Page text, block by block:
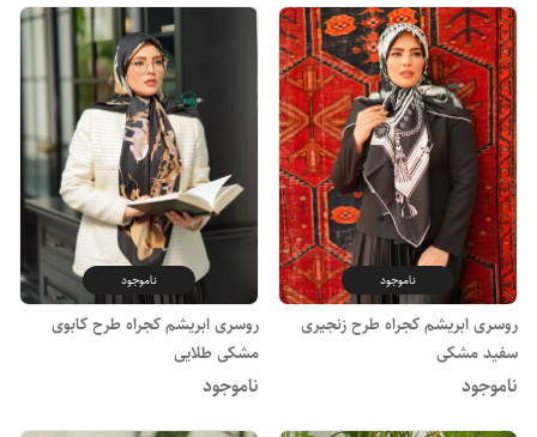
ناموجود
روسری ابریشم کجراه طرح زنجیری
سفید مشکی
ناموجود
ناموجود
روسری ابریشم کجراه طرح کابوی
مشکی طلایی
ناموجود